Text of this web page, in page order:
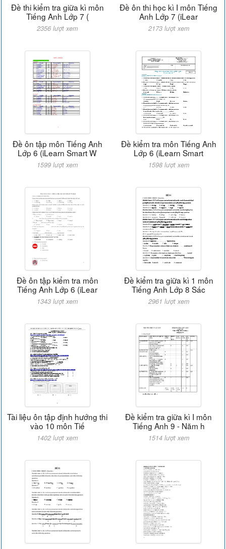
Đề thi kiểm tra giữa kì môn
Tiếng Anh Lớp 7 (
2356 lượt xem
Đề ôn thi học kì I môn Tiếng
Anh Lớp 7 (iLear
2173 lượt xem
Đề ôn tập môn Tiếng Anh
Lớp 6 (iLearn Smart W
1599 lượt xem
Đề kiểm tra môn Tiếng Anh
Lớp 6 (iLearn Smart
1598 lượt xem
Đề ôn tập kiểm tra môn
Tiếng Anh Lớp 6 (iLear
1343 lượt xem
Đề kiểm tra giữa kì 1 môn
Tiếng Anh Lớp 8 Sác
2961 lượt xem
Tài liệu ôn tập định hướng thi
vào 10 môn Tiế
1402 lượt xem
Đề kiểm tra giữa kì I môn
Tiếng Anh 9 - Năm h
1514 lượt xem